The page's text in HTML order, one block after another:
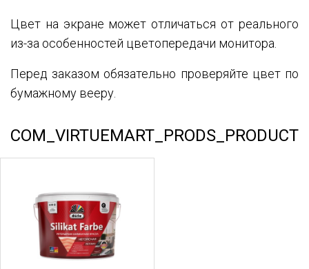
Цвет на экране может отличаться от реального
из-за особенностей цветопередачи монитора.
Перед заказом обязательно проверяйте цвет по
бумажному вееру.
COM_VIRTUEMART_PRODS_PRODUCT